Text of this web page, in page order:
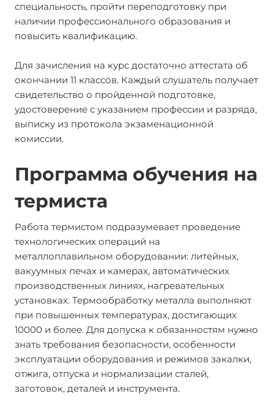
специальность, пройти переподготовку при
наличии профессионального образования и
повысить квалификацию.
Для зачисления на курс достаточно аттестата об
окончании 11 классов. Каждый слушатель получает
свидетельство о пройденной подготовке,
удостоверение с указанием профессии и разряда,
выписку из протокола экзаменационной
комиссии.
Программа обучения на
термиста
Работа термистом подразумевает проведение
технологических операций на
металлоплавильном оборудовании: литейных,
вакуумных печах и камерах, автоматических
производственных линиях, нагревательных
установках. Термообработку металла выполняют
при повышенных температурах, достигающих
10000 и более. Для допуска к обязанностям нужно
знать требования безопасности, особенности
эксплуатации оборудования и режимов закалки,
отжига, отпуска и нормализации сталей,
заготовок, деталей и инструмента.